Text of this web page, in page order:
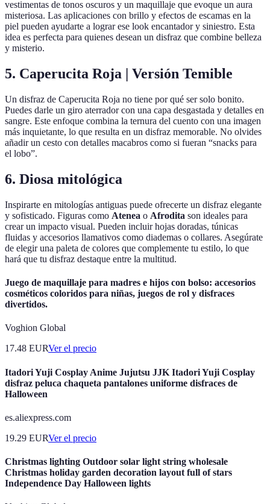
vestimentas de tonos oscuros y un maquillaje que evoque un aura
misteriosa. Las aplicaciones con brillo y efectos de escamas en la
piel pueden ayudarte a lograr ese look encantador y siniestro. Esta
idea es perfecta para quienes desean un disfraz que combine belleza
y misterio.
5. Caperucita Roja | Versión Temible
Un disfraz de Caperucita Roja no tiene por qué ser solo bonito.
Puedes darle un giro aterrador con una capa desgastada y detalles en
sangre. Este enfoque combina la ternura del cuento con una imagen
más inquietante, lo que resulta en un disfraz memorable. No olvides
añadir un cesto con detalles macabros como si fueran “snacks para
el lobo”.
6. Diosa mitológica
Inspirarte en mitologías antiguas puede ofrecerte un disfraz elegante
y sofisticado. Figuras como Atenea o Afrodita son ideales para
crear un impacto visual. Pueden incluir hojas doradas, túnicas
fluidas y accesorios llamativos como diademas o collares. Asegúrate
de elegir una paleta de colores que complemente tu estilo, lo que
hará que tu disfraz destaque entre la multitud.
Juego de maquillaje para madres e hijos con bolso: accesorios
cosméticos coloridos para niñas, juegos de rol y disfraces
divertidos.
Voghion Global
17.48 EURVer el precio
Itadori Yuji Cosplay Anime Jujutsu JJK Itadori Yuji Cosplay
disfraz peluca chaqueta pantalones uniforme disfraces de
Halloween
es.aliexpress.com
19.29 EURVer el precio
Christmas lighting Outdoor solar light string wholesale
Christmas holiday garden decoration layout full of stars
Independence Day Halloween lights